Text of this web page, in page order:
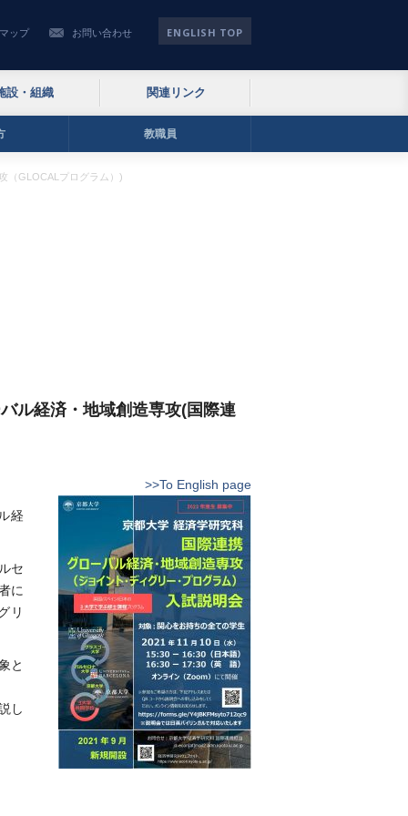
ップ お問い合わせ ENGLISH TOP
設・組織 関連リンク
教職員
（GLOCALプログラム）)
ル経済・地域創造専攻(国際連
>>To English page
経
セ
に
リ
と
し